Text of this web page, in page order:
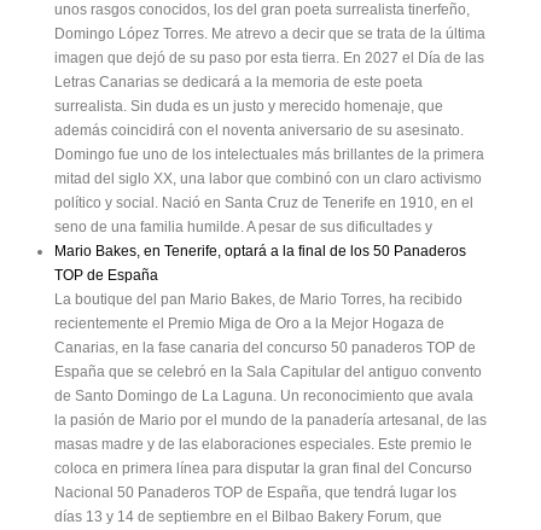
unos rasgos conocidos, los del gran poeta surrealista tinerfeño,
Domingo López Torres. Me atrevo a decir que se trata de la última
imagen que dejó de su paso por esta tierra. En 2027 el Día de las
Letras Canarias se dedicará a la memoria de este poeta
surrealista. Sin duda es un justo y merecido homenaje, que
además coincidirá con el noventa aniversario de su asesinato.
Domingo fue uno de los intelectuales más brillantes de la primera
mitad del siglo XX, una labor que combinó con un claro activismo
político y social. Nació en Santa Cruz de Tenerife en 1910, en el
seno de una familia humilde. A pesar de sus dificultades y
Mario Bakes, en Tenerife, optará a la final de los 50 Panaderos
TOP de España
La boutique del pan Mario Bakes, de Mario Torres, ha recibido
recientemente el Premio Miga de Oro a la Mejor Hogaza de
Canarias, en la fase canaria del concurso 50 panaderos TOP de
España que se celebró en la Sala Capitular del antiguo convento
de Santo Domingo de La Laguna. Un reconocimiento que avala
la pasión de Mario por el mundo de la panadería artesanal, de las
masas madre y de las elaboraciones especiales. Este premio le
coloca en primera línea para disputar la gran final del Concurso
Nacional 50 Panaderos TOP de España, que tendrá lugar los
días 13 y 14 de septiembre en el Bilbao Bakery Forum, que